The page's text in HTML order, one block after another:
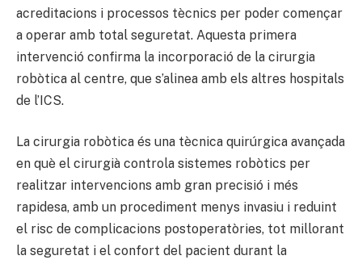
acreditacions i processos tècnics per poder començar
a operar amb total seguretat. Aquesta primera
intervenció confirma la incorporació de la cirurgia
robòtica al centre, que s’alinea amb els altres hospitals
de l’ICS.
La cirurgia robòtica és una tècnica quirúrgica avançada
en què el cirurgià controla sistemes robòtics per
realitzar intervencions amb gran precisió i més
rapidesa, amb un procediment menys invasiu i reduint
el risc de complicacions postoperatòries, tot millorant
la seguretat i el confort del pacient durant la